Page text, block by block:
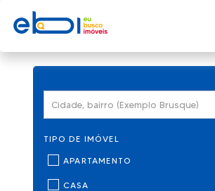
TIPO DE IMÓVEL
APARTAMENTO
CASA